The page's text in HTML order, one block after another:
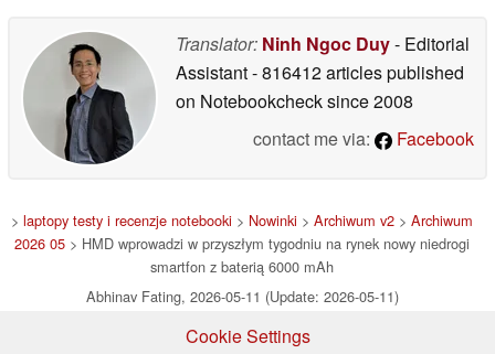
Translator: Ninh Ngoc Duy- Editorial
Assistant- 816412 articles published
on Notebookchecksince 2008
contact me via:
Facebook
> laptopy testy i recenzje notebooki > Nowinki > Archiwum v2 > Archiwum
2026 05 > HMD wprowadzi w przyszłym tygodniu na rynek nowy niedrogi
smartfon z baterią 6000 mAh
Abhinav Fating, 2026-05-11 (Update: 2026-05-11)
Cookie Settings